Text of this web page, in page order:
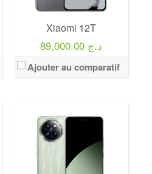
Xiaomi 12T
89,000.00 د.ج
Ajouter au comparatif